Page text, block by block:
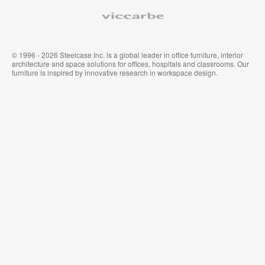
© 1996 - 2026 Steelcase Inc. is a global leader in office furniture, interior
architecture and space solutions for offices, hospitals and classrooms. Our
furniture is inspired by innovative research in workspace design.